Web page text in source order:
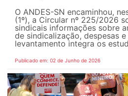
O ANDES-SN encaminhou,
(1º), a Circular nº 225/2026
sindicais informações sobre
de sindicalização, despesas
levantamento integra os
Publicado em: 02 de Junho de 2026